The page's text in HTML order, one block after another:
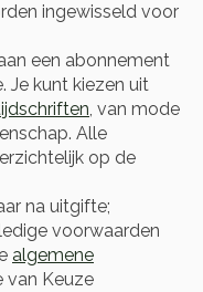
ingewisseld voor
een abonnement
Je kunt kiezen uit
, van mode
Alle
op de
na uitgifte;
voorwaarden
algemene
van Keuze